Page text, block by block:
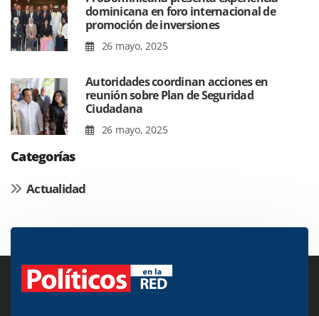
dominicana en foro internacional de
promoción de inversiones
26 mayo, 2025
Autoridades coordinan acciones en
reunión sobre Plan de Seguridad
Ciudadana
26 mayo, 2025
Categorías
Actualidad